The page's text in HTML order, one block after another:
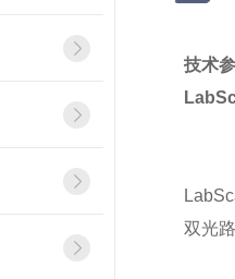
技术
双光